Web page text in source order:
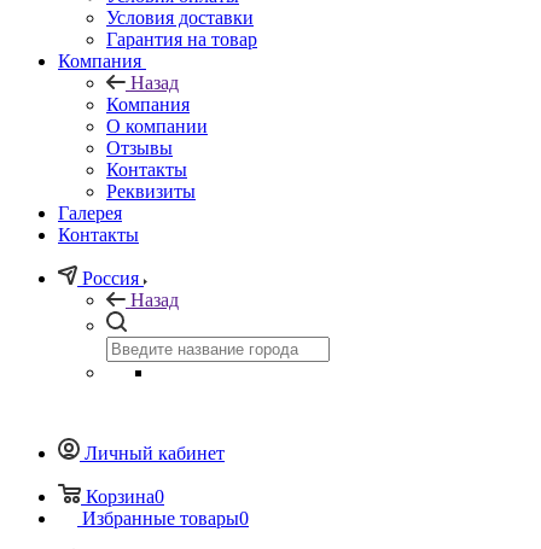
Условия доставки
Гарантия на товар
Компания
Назад
Компания
О компании
Отзывы
Контакты
Реквизиты
Галерея
Контакты
Россия
Назад
Личный кабинет
Корзина0
Избранные товары0